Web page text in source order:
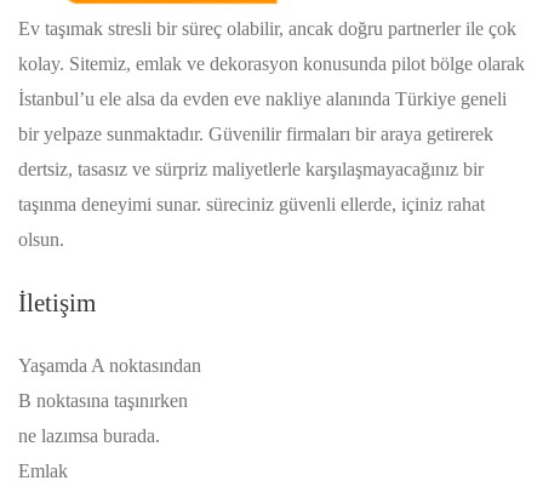
Ev taşımak stresli bir süreç olabilir, ancak doğru partnerler ile çok
kolay. Sitemiz, emlak ve dekorasyon konusunda pilot bölge olarak
İstanbul’u ele alsa da evden eve nakliye alanında Türkiye geneli
bir yelpaze sunmaktadır. Güvenilir firmaları bir araya getirerek
dertsiz, tasasız ve sürpriz maliyetlerle karşılaşmayacağınız bir
taşınma deneyimi sunar. süreciniz güvenli ellerde, içiniz rahat
olsun.
İletişim
Yaşamda A noktasından
B noktasına taşınırken
ne lazımsa burada.
Emlak